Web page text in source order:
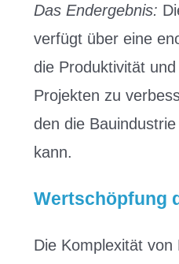
Das Endergebnis:
verfügt über eine
die Produktivität
Projekten zu
den die
kann.
Wertschöpfung
Die Komplexität